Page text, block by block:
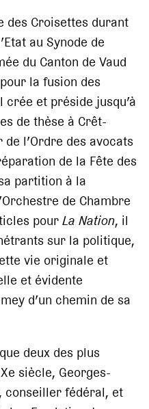
des Croisettes durant
au Synode de
du Canton de Vaud
la fusion des
et préside jusqu’à
de thèse à Crêt-
l’Ordre des avocats
de la Fête des
partition à la
de Chambre
pourLa Nation, il
sur la politique,
vie originale et
et évidente
d’un chemin de sa
deux des plus
siècle, Georges-
conseiller fédéral, et